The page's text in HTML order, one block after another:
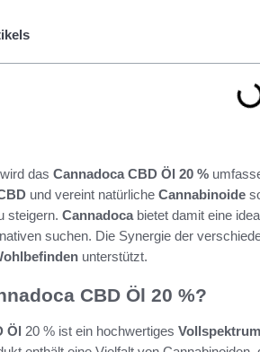
das Cannadoca CBD Öl 20 %
und vereint natürliche Cannabinoide
steigern. Cannadocabietet damit eine
suchen. Die Synergie der
unterstützt.
CBD Öl 20 %?
Öl 20 % ist ein hochwertiges Vollspektrum